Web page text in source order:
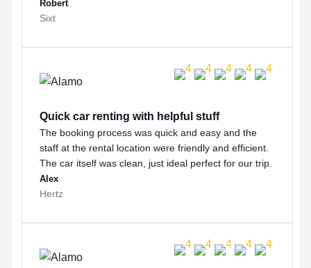
Robert
Sixt
Quick car renting with helpful stuff
The booking process was quick and easy and the
staff at the rental location were friendly and efficient.
The car itself was clean, just ideal perfect for our trip.
Alex
Hertz